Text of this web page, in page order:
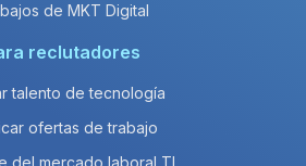
de MKT Digital
reclutadores
talento de tecnología
ofertas de trabajo
del mercado laboral TI